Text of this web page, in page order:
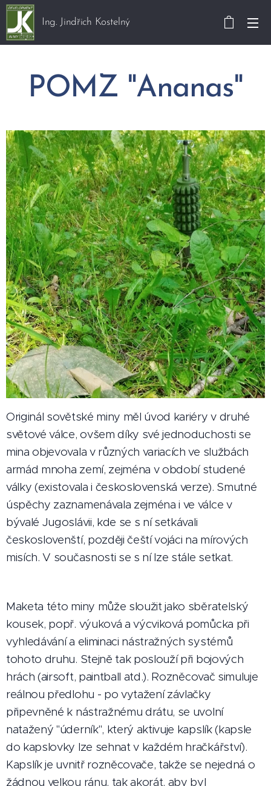
Ing. Jindřich Kostelný
POMZ "Ananas"
Originál sovětské miny měl úvod kariéry v druhé
světové válce, ovšem díky své jednoduchosti se
mina objevovala v různých variacích ve službách
armád mnoha zemí, zejména v období studené
války (existovala i československá verze). Smutné
úspěchy zaznamenávala zejména i ve válce v
bývalé Jugoslávii, kde se s ní setkávali
českoslovenští, později čeští vojáci na mírových
misích. V současnosti se s ní lze stále setkat.
Maketa této miny může sloužit jako sběratelský
kousek, popř. výuková a výcviková pomůcka při
vyhledávání a eliminaci nástražných systémů
tohoto druhu. Stejně tak poslouží při bojových
hrách (airsoft, paintball atd.). Rozněcovač simuluje
reálnou předlohu - po vytažení závlačky
připevněné k nástražnému drátu, se uvolní
natažený "úderník", který aktivuje kapslík (kapsle
do kapslovky lze sehnat v každém hračkářství).
Kapslík je uvnitř rozněcovače, takže se nejedná o
žádnou velkou ránu, tak akorát, aby byl